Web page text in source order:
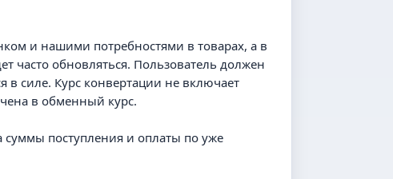
и нашими потребностями в товарах, а в
часто обновляться. Пользователь должен
в силе. Курс конвертации не включает
в обменный курс.
суммы поступления и оплаты по уже